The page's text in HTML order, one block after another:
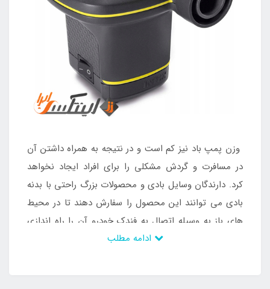
وزن پمپ باد نیز کم است و در نتیجه به همراه داشتن آن
در مسافرت و گردش مشکلی را برای افراد ایجاد نخواهد
کرد. دارندگان وسایل بادی و محصولات بزرگ راحتی با بدنه
بادی می توانند این محصول را سفارش دهند تا در محیط
های باز به وسیله اتصال به فندک خودرو آن را راه اندازی
کنند. محصول دارای دریچه برای اتصال به بدنه محصولات